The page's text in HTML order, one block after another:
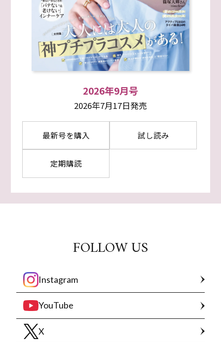
2026年9月号
2026年7月17日発売
最新号を購入 試し読み
定期購読
FOLLOW US
Instagram
YouTube
X